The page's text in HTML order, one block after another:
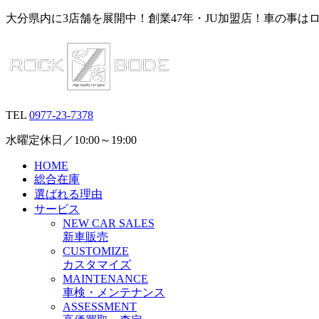
大分県内に3店舗を展開中！創業47年・JU加盟店！車の事は
TEL 0977-23-7378
水曜定休日／10:00～19:00
HOME
総合在庫
選ばれる理由
サービス
NEW CAR SALES
新車販売
CUSTOMIZE
カスタマイズ
MAINTENANCE
車検・メンテナンス
ASSESSMENT